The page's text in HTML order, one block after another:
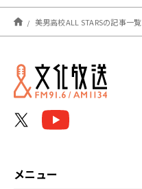
2025年01月
美男高校ALL STARSの記事一覧
メニュー